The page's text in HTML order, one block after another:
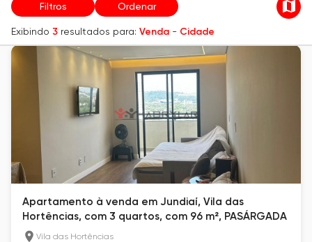
Filtros Ordenar
Exibindo 3 resultados para: Venda - Cidade
Apartamento à venda em Jundiaí, Vila das
Hortências, com 3 quartos, com 96 m², PASÁRGADA
Vila das Hortências